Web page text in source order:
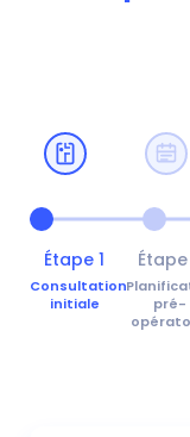
Étape 1
Consultation
initiale
pré-